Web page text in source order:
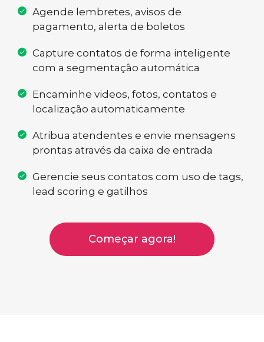
Agende lembretes, avisos de
pagamento, alerta de boletos
Capture contatos de forma inteligente
com a segmentação automática
Encaminhe videos, fotos, contatos e
localização automaticamente
Atribua atendentes e envie mensagens
prontas através da caixa de entrada
Gerencie seus contatos com uso de tags,
lead scoring e gatilhos
Começar agora!